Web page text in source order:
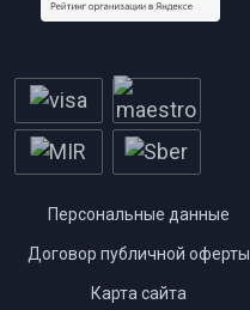
Персональные данные
Договор публичной оферты
Карта сайта